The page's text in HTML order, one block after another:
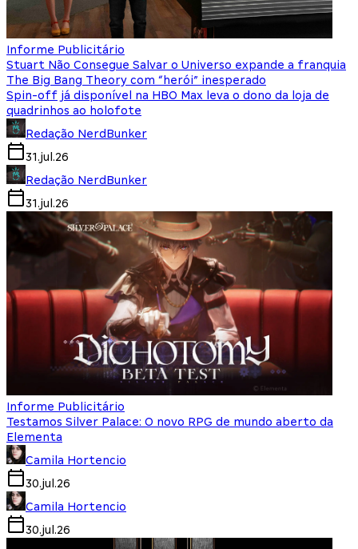
Informe Publicitário
Stuart Não Consegue Salvar o Universo expande a franquia
The Big Bang Theory com “herói” inesperado
Spin-off já disponível na HBO Max leva o dono da loja de
quadrinhos ao holofote
Redação NerdBunker
31.jul.26
Redação NerdBunker
31.jul.26
Informe Publicitário
Testamos Silver Palace: O novo RPG de mundo aberto da
Elementa
Camila Hortencio
30.jul.26
Camila Hortencio
30.jul.26